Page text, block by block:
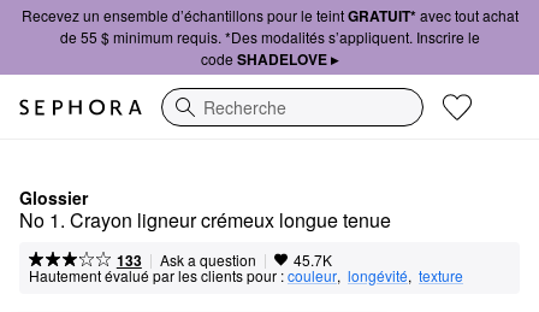
Recevez un ensemble d’échantillons pour le teintGRATUIT*avec tout achat
de 55 $ minimum requis. *Des modalités s’appliquent. Inscrire le
code SHADELOVE ▸
Recherche
Glossier
No 1. Crayon ligneur crémeux longue tenue
133 | Ask a question | 45.7K
Hautement évalué par les clients pour :couleur, longévité, texture